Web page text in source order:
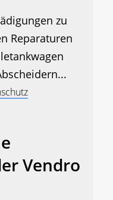
zu
Reparaturen
Vendro